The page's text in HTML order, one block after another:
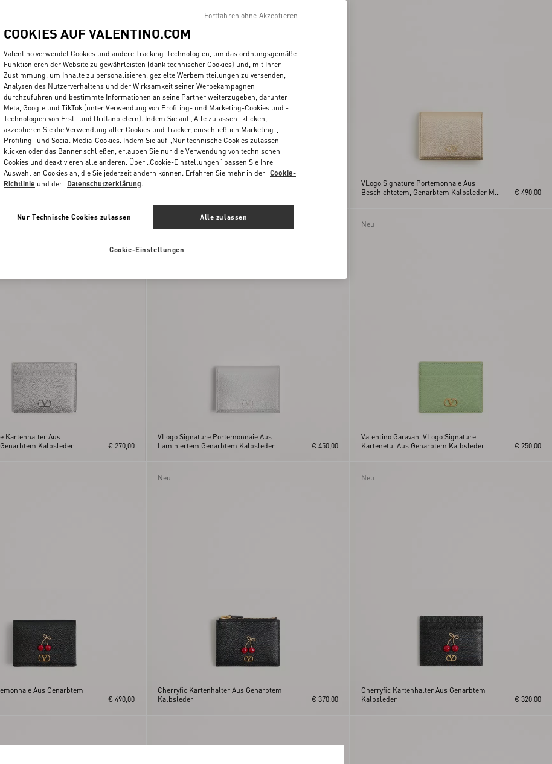
VLogo Signature
VLogo Signature Portemonnaie Aus
Beschichtetem, Genarbtem Kalbsleder Mit
€ 490,00
Kartenhalter Aus
Kalbsleder
€ 270,00
VLogo Signature Portemonnaie Aus
Laminiertem Genarbtem Kalbsleder
€ 450,00
Neu
Valentino Garavani VLogo Signature
Kartenetui Aus Genarbtem Kalbsleder
€ 250,00
Aus Genarbtem
€ 490,00
Neu
Cherryfic Kartenhalter Aus Genarbtem
Kalbsleder
€ 370,00
Neu
Cherryfic Kartenhalter Aus Genarbtem
Kalbsleder
€ 320,00
COOKIES AUF VALENTINO.COM
Valentino verwendet Cookies und andere Tracking-Technologien, um das ordnungsgemäße
Funktionieren der Website zu gewährleisten (dank technischer Cookies) und, mit Ihrer
Zustimmung, um Inhalte zu personalisieren, gezielte Werbemitteilungen zu versenden,
Analysen des Nutzerverhaltens und der Wirksamkeit seiner Werbekampagnen
durchzuführen und bestimmte Informationen an seine Partner weiterzugeben, darunter
Meta, Google und TikTok (unter Verwendung von Profiling- und Marketing-Cookies und -
Technologien von Erst- und Drittanbietern). Indem Sie auf „Alle zulassen“ klicken,
akzeptieren Sie die Verwendung aller Cookies und Tracker, einschließlich Marketing-,
Profiling- und Social Media-Cookies. Indem Sie auf „Nur technische Cookies zulassen“
klicken oder das Banner schließen, erlauben Sie nur die Verwendung von technischen
Cookies und deaktivieren alle anderen. Über „Cookie-Einstellungen“ passen Sie Ihre
Auswahl an Cookies an, die Sie jederzeit ändern können. Erfahren Sie mehr in der Cookie-
Richtlinie und der Datenschutzerklärung.
Nur Technische Cookies zulassen Alle zulassen
Cookie-Einstellungen
Fortfahren ohne Akzeptieren